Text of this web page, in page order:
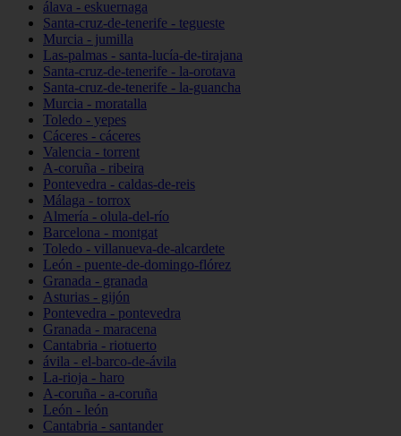
álava - eskuernaga
Santa-cruz-de-tenerife - tegueste
Murcia - jumilla
Las-palmas - santa-lucía-de-tirajana
Santa-cruz-de-tenerife - la-orotava
Santa-cruz-de-tenerife - la-guancha
Murcia - moratalla
Toledo - yepes
Cáceres - cáceres
Valencia - torrent
A-coruña - ribeira
Pontevedra - caldas-de-reis
Málaga - torrox
Almería - olula-del-río
Barcelona - montgat
Toledo - villanueva-de-alcardete
León - puente-de-domingo-flórez
Granada - granada
Asturias - gijón
Pontevedra - pontevedra
Granada - maracena
Cantabria - riotuerto
ávila - el-barco-de-ávila
La-rioja - haro
A-coruña - a-coruña
León - león
Cantabria - santander